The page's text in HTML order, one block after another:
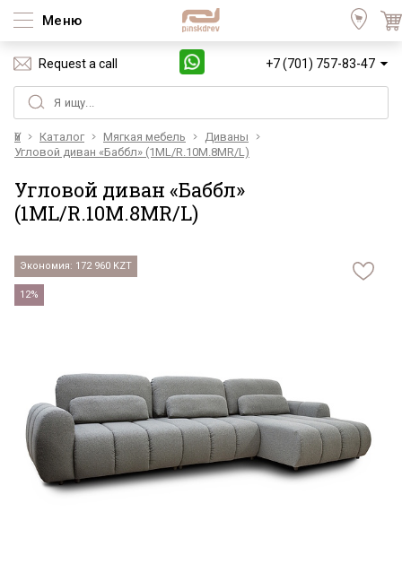
Меню
Request a call +7 (701) 757-83-47
Үй Каталог Мягкая мебель
Диваны
Угловой диван «Баббл» (1ML/R.10M.8MR/L)
Угловой диван «Баббл»
(1ML/R.10M.8MR/L)
Экономия: 172 960 KZT
12%